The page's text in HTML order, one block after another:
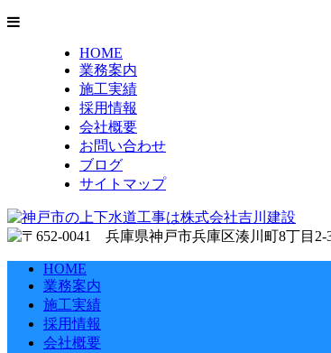
HOME
業務案内
施工実績
採用情報
会社概要
お問い合わせ
ブログ
サイトマップ
HOME
業務案内
施工実績
採用情報
会社概要